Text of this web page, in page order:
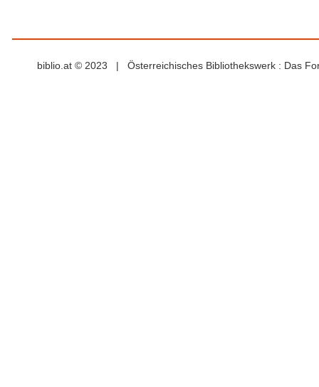
biblio.at © 2023 | Österreichisches Bibliothekswerk : Das